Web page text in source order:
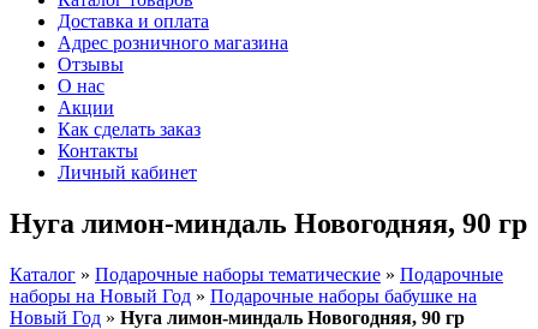
Доставка и оплата
Адрес розничного магазина
Отзывы
О нас
Акции
Как сделать заказ
Контакты
Личный кабинет
Нуга лимон-миндаль Новогодняя, 90 гр
Каталог » Подарочные наборы тематические » Подарочные
наборы на Новый Год » Подарочные наборы бабушке на
Новый Год » Нуга лимон-миндаль Новогодняя, 90 гр